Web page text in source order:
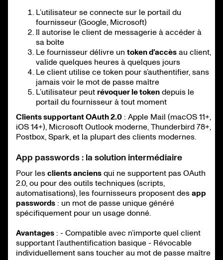
L’utilisateur se connecte sur le portail du
fournisseur (Google, Microsoft)
Il autorise le client de messagerie à accéder à
sa boîte
Le fournisseur délivre un token d’accès au client,
valide quelques heures à quelques jours
Le client utilise ce token pour s’authentifier, sans
jamais voir le mot de passe maître
L’utilisateur peut révoquer le token depuis le
portail du fournisseur à tout moment
Clients supportant OAuth 2.0 : Apple Mail (macOS 11+,
iOS 14+), Microsoft Outlook moderne, Thunderbird 78+,
Postbox, Spark, et la plupart des clients modernes.
App passwords : la solution intermédiaire
Pour les clients anciens qui ne supportent pas OAuth
2.0, ou pour des outils techniques (scripts,
automatisations), les fournisseurs proposent des app
passwords : un mot de passe unique généré
spécifiquement pour un usage donné.
Avantages : - Compatible avec n’importe quel client
supportant l’authentification basique - Révocable
individuellement sans toucher au mot de passe maître